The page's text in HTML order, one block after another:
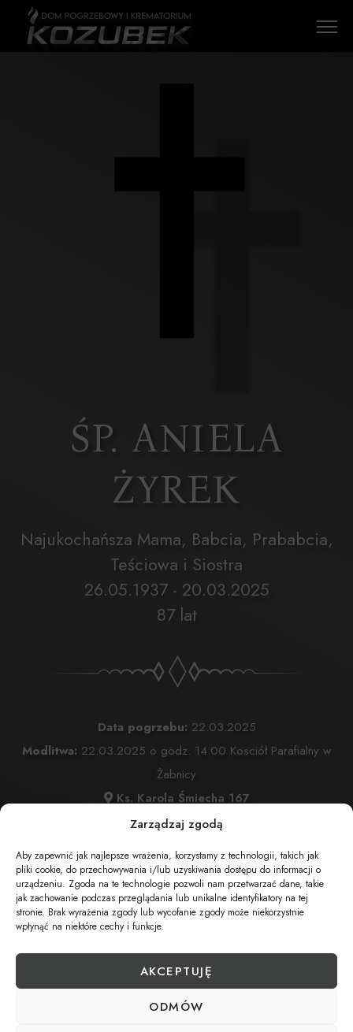
Zarządzaj zgodą
Aby zapewnić jak najlepsze wrażenia, korzystamy z technologii, takich jak
pliki cookie, do przechowywania i/lub uzyskiwania dostępu do informacji o
urządzeniu. Zgoda na te technologie pozwoli nam przetwarzać dane, takie
jak zachowanie podczas przeglądania lub unikalne identyfikatory na tej
stronie. Brak wyrażenia zgody lub wycofanie zgody może niekorzystnie
wpłynąć na niektóre cechy i funkcje.
AKCEPTUJĘ
ODMÓW
ŚP. ANIELA
ŻYREK
Najukochańsza Mama, Babcia, Prababcia,
Teściowa i Siostra
26.05.1937 - 20.03.2025
87 lat
Data pogrzebu: 22.03.2025
Modlitwa: 22.03.2025 o godz. 14:00 Kosciół Parafialny w
Żabnicy
Ks. Karola Śmiecha 167
22.03.2025 o godz. 14:30 Kosciół Parafialny
Ks. Karola Śmiecha 167
Wyprowadzenie do grobu o godz.15:30
Cmentarz:Parafialny w Żabnicy
UDOSTĘPNIJ NEKROLOG